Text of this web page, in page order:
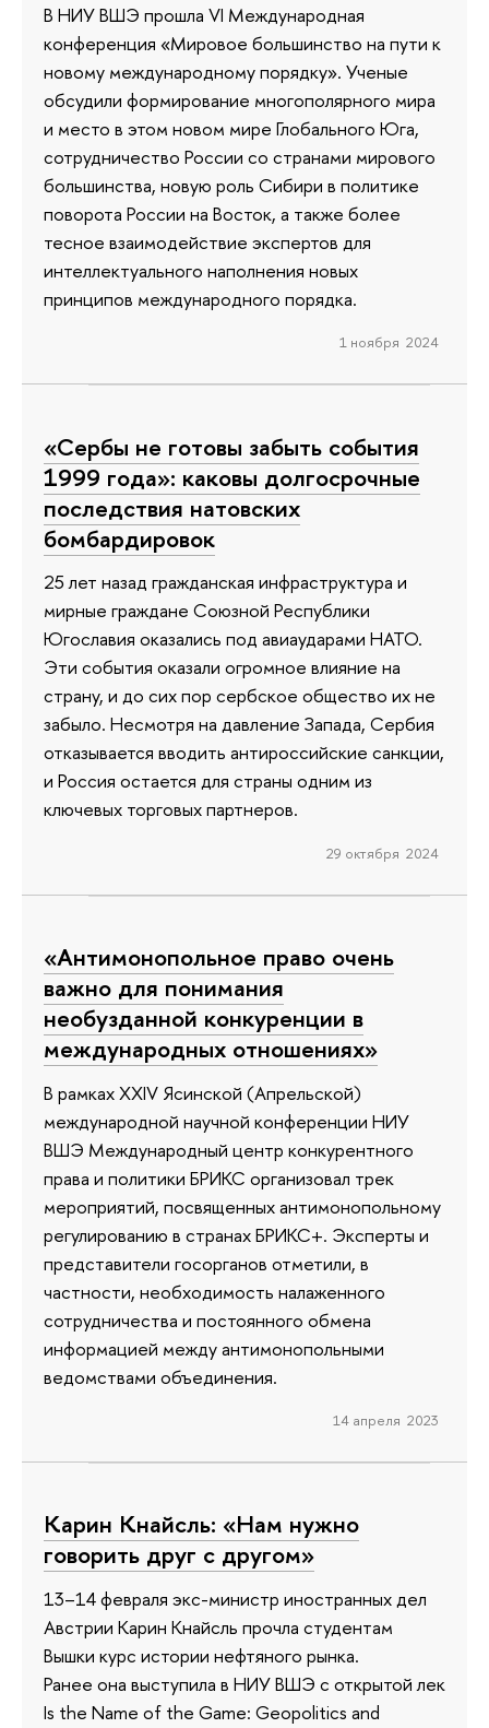
В НИУ ВШЭ прошла VI Международная
конференция «Мировое большинство на пути к
новому международному порядку». Ученые
обсудили формирование многополярного мира
и место в этом новом мире Глобального Юга,
сотрудничество России со странами мирового
большинства, новую роль Сибири в политике
поворота России на Восток, а также более
тесное взаимодействие экспертов для
интеллектуального наполнения новых
принципов международного порядка.
1 ноября 2024
«Сербы не готовы забыть события
1999 года»: каковы долгосрочные
последствия натовских
бомбардировок
25 лет назад гражданская инфраструктура и
мирные граждане Союзной Республики
Югославия оказались под авиаударами НАТО.
Эти события оказали огромное влияние на
страну, и до сих пор сербское общество их не
забыло. Несмотря на давление Запада, Сербия
отказывается вводить антироссийские санкции,
и Россия остается для страны одним из
ключевых торговых партнеров.
29 октября 2024
«Антимонопольное право очень
важно для понимания
необузданной конкуренции в
международных отношениях»
В рамках XXIV Ясинской (Апрельской)
международной научной конференции НИУ
ВШЭ Международный центр конкурентного
права и политики БРИКС организовал трек
мероприятий, посвященных антимонопольному
регулированию в странах БРИКС+. Эксперты и
представители госорганов отметили, в
частности, необходимость налаженного
сотрудничества и постоянного обмена
информацией между антимонопольными
ведомствами объединения.
14 апреля 2023
Карин Кнайсль: «Нам нужно
говорить друг с другом»
13–14 февраля экс-министр иностранных дел
Австрии Карин Кнайсль прочла студентам
Вышки курс истории нефтяного рынка.
Ранее она выступила в НИУ ВШЭ с открытой лекцией
Is the Name of the Game: Geopolitics and